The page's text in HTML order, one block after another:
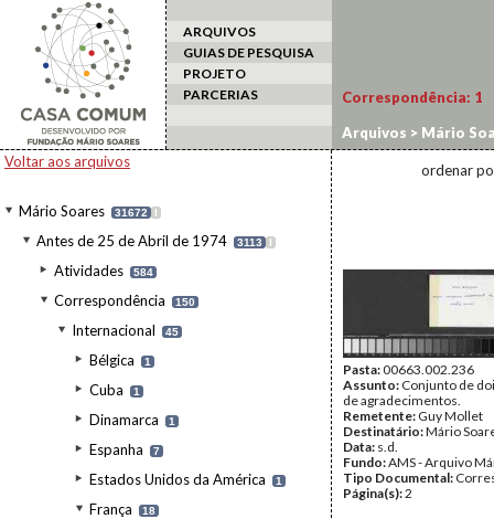
ARQUIVOS
GUIAS DE PESQUISA
PROJETO
PARCERIAS
Voltar aos arquivos
Mário Soares 31672 I
Antes de 25 de Abril de 1974 3113 I
Atividades 584
Correspondência 150
Internacional 45
Bélgica 1
Cuba 1
Dinamarca 1
Espanha 7
Estados Unidos da América 1
França 18
Correspondência: 1
Arquivos > Mário
Mollet, Guy
ordenar
Pasta:00663.002.236
Assunto: Conjunto de
de agradecimentos.
Remetente: Guy Mollet
Destinatário:Mário
Data: s.d.
Fundo:AMS - Arquivo
Tipo Documental:
Página(s):2